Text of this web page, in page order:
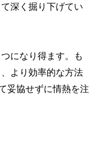
深く掘り下げてい
になり得ます。も
より効率的な方法
妥協せずに情熱を注